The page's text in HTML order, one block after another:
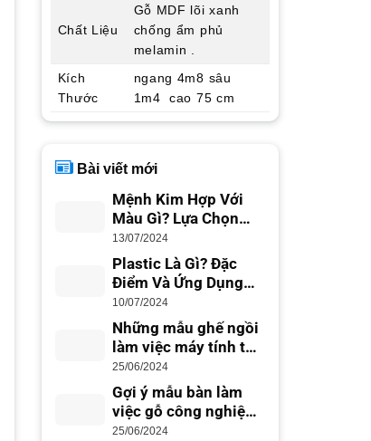
Chất Liệu
Gỗ MDF lõi xanh
chống ẩm phủ
melamin .
Kích
Thước
ngang 4m8 sâu
1m4 cao 75 cm
Bài viết mới
Mệnh Kim Hợp Với
Màu Gì? Lựa Chọn
Màu Sắc Phong Thủy
13/07/2024
Plastic Là Gì? Đặc
Điểm Và Ứng Dụng
Trong Cuộc Sống
10/07/2024
Những mẫu ghế ngồi
làm việc máy tính tốt
nhất cho dân văn
phòng
25/06/2024
Gợi ý mẫu bàn làm
việc gỗ công nghiệp
đẹp hiện đại
25/06/2024